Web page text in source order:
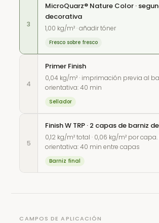
3
MicroQuarz® Nature Color ·
decorativa
1,00 kg/m² · añadir tóner
Fresco sobre fresco
4
Primer Finish
0,04 kg/m² · imprimación previa al
orientativa: 40 min
Sellador
5
Finish W TRP · 2 capas de barniz
0,12 kg/m² total · 0,06 kg/m² por
orientativa: 40 min entre capas
Barniz final
CAMPOS DE APLICACIÓN